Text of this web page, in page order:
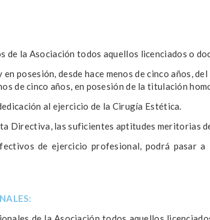
de la Asociación todos aquellos licenciados o
en posesión, desde hace menos de cinco
de cinco años, en posesión de la titulación
al ejercicio de la Cirugía Estética.
Directiva, las suficientes aptitudes meritorias
de ejercicio profesional, podrá pasar